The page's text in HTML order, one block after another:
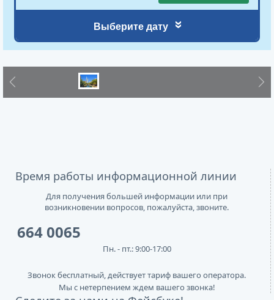
Выберите дату «
Previous Next
Время работы информационной линии
Для получения большей информации или при
возникновении вопросов, пожалуйста, звоните.
664 0065
Пн. - пт.: 9:00-17:00
Звонок бесплатный, действует тариф вашего оператора.
Мы с нетерпением ждем вашего звонка!